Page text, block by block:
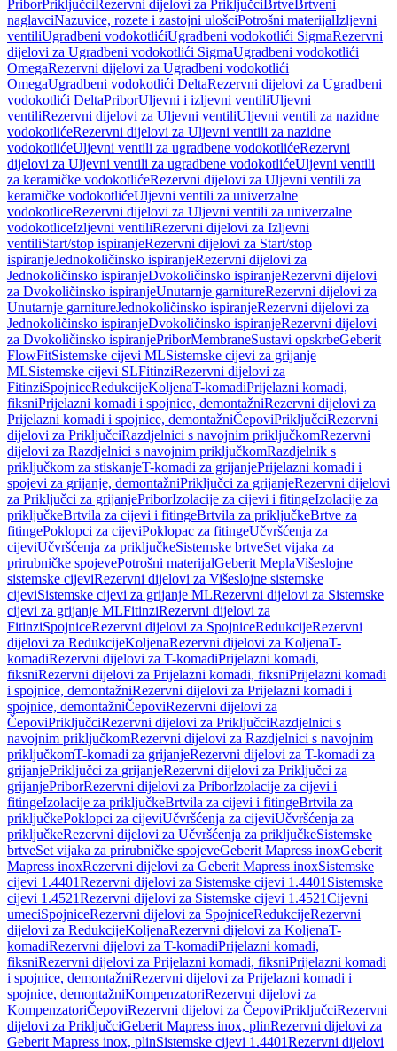
PriborPriključciRezervni dijelovi za PriključciBrtveBrtveni
naglavciNazuvice, rozete i zastojni ulošciPotrošni materijalIzljevni
ventiliUgradbeni vodokotlićiUgradbeni vodokotlići SigmaRezervni
dijelovi za Ugradbeni vodokotlići SigmaUgradbeni vodokotlići
OmegaRezervni dijelovi za Ugradbeni vodokotlići
OmegaUgradbeni vodokotlići DeltaRezervni dijelovi za Ugradbeni
vodokotlići DeltaPriborUljevni i izljevni ventiliUljevni
ventiliRezervni dijelovi za Uljevni ventiliUljevni ventili za nazidne
vodokotlićeRezervni dijelovi za Uljevni ventili za nazidne
vodokotlićeUljevni ventili za ugradbene vodokotlićeRezervni
dijelovi za Uljevni ventili za ugradbene vodokotlićeUljevni ventili
za keramičke vodokotlićeRezervni dijelovi za Uljevni ventili za
keramičke vodokotlićeUljevni ventili za univerzalne
vodokotliceRezervni dijelovi za Uljevni ventili za univerzalne
vodokotliceIzljevni ventiliRezervni dijelovi za Izljevni
ventiliStart/stop ispiranjeRezervni dijelovi za Start/stop
ispiranjeJednokoličinsko ispiranjeRezervni dijelovi za
Jednokoličinsko ispiranjeDvokoličinsko ispiranjeRezervni dijelovi
za Dvokoličinsko ispiranjeUnutarnje garnitureRezervni dijelovi za
Unutarnje garnitureJednokoličinsko ispiranjeRezervni dijelovi za
Jednokoličinsko ispiranjeDvokoličinsko ispiranjeRezervni dijelovi
za Dvokoličinsko ispiranjePriborMembraneSustavi opskrbeGeberit
FlowFitSistemske cijevi MLSistemske cijevi za grijanje
MLSistemske cijevi SLFitinziRezervni dijelovi za
FitinziSpojniceRedukcijeKoljenaT-komadiPrijelazni komadi,
fiksniPrijelazni komadi i spojnice, demontažniRezervni dijelovi za
Prijelazni komadi i spojnice, demontažniČepoviPriključciRezervni
dijelovi za PriključciRazdjelnici s navojnim priključkomRezervni
dijelovi za Razdjelnici s navojnim priključkomRazdjelnik s
priključkom za stiskanjeT-komadi za grijanjePrijelazni komadi i
spojevi za grijanje, demontažniPriključci za grijanjeRezervni dijelovi
za Priključci za grijanjePriborIzolacije za cijevi i fitingeIzolacije za
priključkeBrtvila za cijevi i fitingeBrtvila za priključkeBrtve za
fitingePoklopci za cijeviPoklopac za fitingeUčvršćenja za
cijeviUčvršćenja za priključkeSistemske brtveSet vijaka za
prirubničke spojevePotrošni materijalGeberit MeplaVišeslojne
sistemske cijeviRezervni dijelovi za Višeslojne sistemske
cijeviSistemske cijevi za grijanje MLRezervni dijelovi za Sistemske
cijevi za grijanje MLFitinziRezervni dijelovi za
FitinziSpojniceRezervni dijelovi za SpojniceRedukcijeRezervni
dijelovi za RedukcijeKoljenaRezervni dijelovi za KoljenaT-
komadiRezervni dijelovi za T-komadiPrijelazni komadi,
fiksniRezervni dijelovi za Prijelazni komadi, fiksniPrijelazni komadi
i spojnice, demontažniRezervni dijelovi za Prijelazni komadi i
spojnice, demontažniČepoviRezervni dijelovi za
ČepoviPriključciRezervni dijelovi za PriključciRazdjelnici s
navojnim priključkomRezervni dijelovi za Razdjelnici s navojnim
priključkomT-komadi za grijanjeRezervni dijelovi za T-komadi za
grijanjePriključci za grijanjeRezervni dijelovi za Priključci za
grijanjePriborRezervni dijelovi za PriborIzolacije za cijevi i
fitingeIzolacije za priključkeBrtvila za cijevi i fitingeBrtvila za
priključkePoklopci za cijeviUčvršćenja za cijeviUčvršćenja za
priključkeRezervni dijelovi za Učvršćenja za priključkeSistemske
brtveSet vijaka za prirubničke spojeveGeberit Mapress inoxGeberit
Mapress inoxRezervni dijelovi za Geberit Mapress inoxSistemske
cijevi 1.4401Rezervni dijelovi za Sistemske cijevi 1.4401 Sistemske
cijevi 1.4521Rezervni dijelovi za Sistemske cijevi 1.4521Cijevni
umeciSpojniceRezervni dijelovi za SpojniceRedukcijeRezervni
dijelovi za RedukcijeKoljenaRezervni dijelovi za KoljenaT-
komadiRezervni dijelovi za T-komadiPrijelazni komadi,
fiksniRezervni dijelovi za Prijelazni komadi, fiksniPrijelazni komadi
i spojnice, demontažniRezervni dijelovi za Prijelazni komadi i
spojnice, demontažniKompenzatoriRezervni dijelovi za
KompenzatoriČepoviRezervni dijelovi za ČepoviPriključciRezervni
dijelovi za PriključciGeberit Mapress inox, plinRezervni dijelovi za
Geberit Mapress inox, plinSistemske cijevi 1.4401Rezervni dijelovi